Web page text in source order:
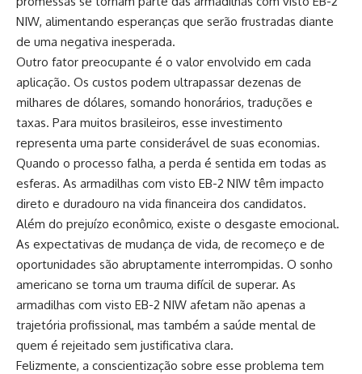
NIW, alimentando esperanças que serão frustradas diante
de uma negativa inesperada.
Outro fator preocupante é o valor envolvido em cada
aplicação. Os custos podem ultrapassar dezenas de
milhares de dólares, somando honorários, traduções e
taxas. Para muitos brasileiros, esse investimento
representa uma parte considerável de suas economias.
Quando o processo falha, a perda é sentida em todas as
esferas. As armadilhas com visto EB-2 NIW têm impacto
direto e duradouro na vida financeira dos candidatos.
Além do prejuízo econômico, existe o desgaste emocional.
As expectativas de mudança de vida, de recomeço e de
oportunidades são abruptamente interrompidas. O sonho
americano se torna um trauma difícil de superar. As
armadilhas com visto EB-2 NIW afetam não apenas a
trajetória profissional, mas também a saúde mental de
quem é rejeitado sem justificativa clara.
Felizmente, a conscientização sobre esse problema tem